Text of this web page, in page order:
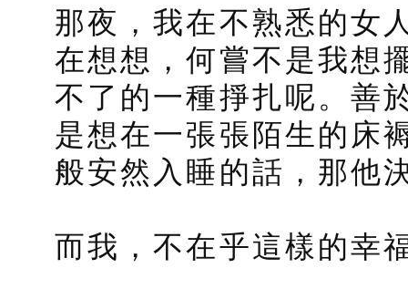
那夜，我在不熟悉的女
在想想，何嘗不是我想
不了的一種掙扎呢。善
是想在一張張陌生的床
般安然入睡的話，那他
而我，不在乎這樣的幸